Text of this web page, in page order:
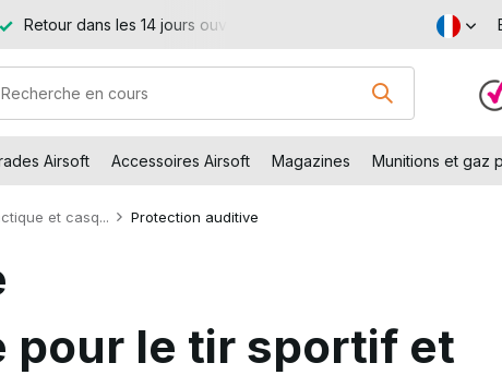
Retour dans les 14 jours ouvrables Livraison gratuite à
Airsoft Accessoires Airsoft Magazines Munitions et gaz
et casq... Protection auditive
pour le tir sportif et